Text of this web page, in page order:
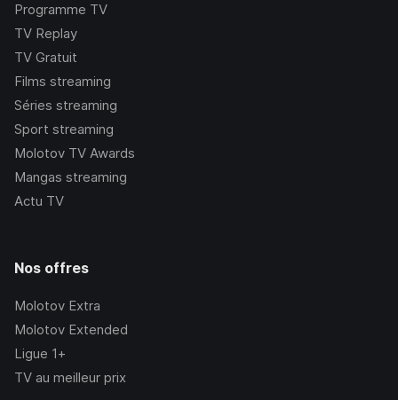
Programme TV
TV Replay
TV Gratuit
Films streaming
Séries streaming
Sport streaming
Molotov TV Awards
Mangas streaming
Actu TV
Nos offres
Molotov Extra
Molotov Extended
Ligue 1+
TV au meilleur prix